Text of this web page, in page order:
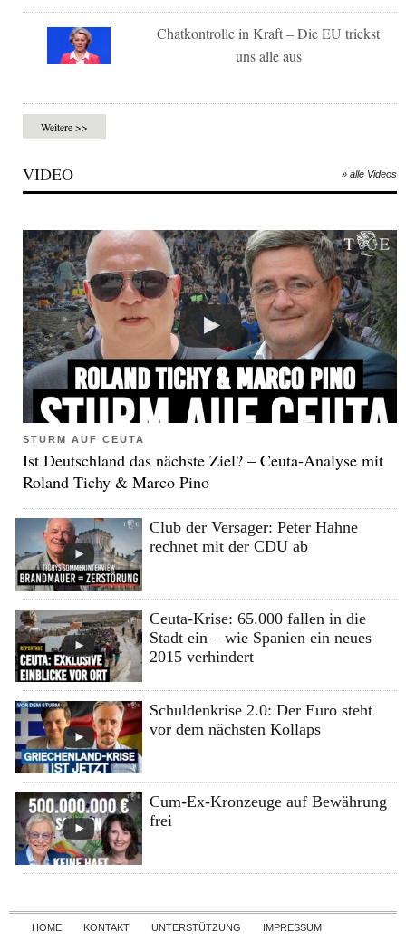
Chatkontrolle in Kraft – Die EU trickst
uns alle aus
Weitere >>
VIDEO » alle Videos
STURM AUF CEUTA
Ist Deutschland das nächste Ziel? – Ceuta-Analyse mit
Roland Tichy & Marco Pino
Club der Versager: Peter Hahne
rechnet mit der CDU ab
Ceuta-Krise: 65.000 fallen in die
Stadt ein – wie Spanien ein neues
2015 verhindert
Schuldenkrise 2.0: Der Euro steht
vor dem nächsten Kollaps
Cum-Ex-Kronzeuge auf Bewährung
frei
Skip to content
HOME KONTAKT UNTERSTÜTZUNG IMPRESSUM